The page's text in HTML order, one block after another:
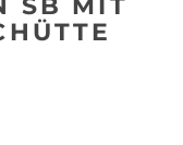
SB MIT